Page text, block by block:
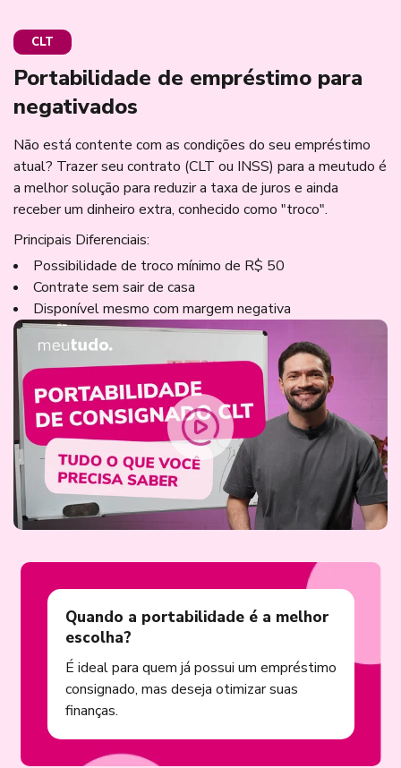
CLT
Portabilidade de empréstimo para
negativados
Não está contente com as condições do seu empréstimo
atual? Trazer seu contrato (CLT ou INSS) para a meutudo é
a melhor solução para reduzir a taxa de juros e ainda
receber um dinheiro extra, conhecido como "troco".
Principais Diferenciais:
Possibilidade de troco mínimo de R$ 50
Contrate sem sair de casa
Disponível mesmo com margem negativa
Quando a portabilidade é a melhor
escolha?
É ideal para quem já possui um empréstimo
consignado, mas deseja otimizar suas
finanças.